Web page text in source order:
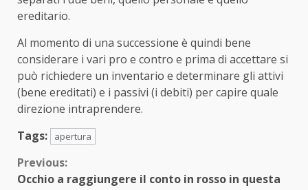
ereditario.
Al momento di una successione è quindi bene
considerare i vari pro e contro e prima di accettare si
può richiedere un inventario e determinare gli attivi
(bene ereditati) e i passivi (i debiti) per capire quale
direzione intraprendere.
Tags:
apertura
Continue
Previous:
Occhio a raggiungere il conto in rosso in questa